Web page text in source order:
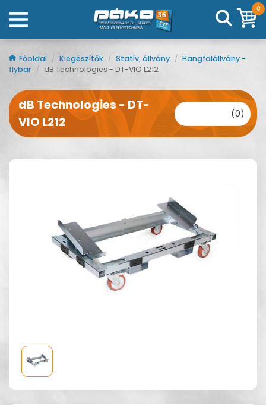
0
Főoldal / Kiegészítők / Statív, állvány / Hangfalállvány -
flybar / dB Technologies - DT-VIO L212
dB Technologies - DT-
VIO L212
(0)